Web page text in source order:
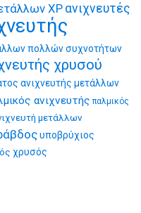
XP ανιχνευτές
πολλών συχνοτήτων
χρυσού
ανιχνευτής μετάλλων
ανιχνευτής παλμικός
μετάλλων
υποβρύχιος
χρυσός